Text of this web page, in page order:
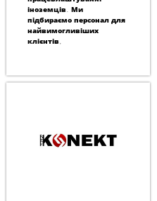
іноземців. Ми
підбираємо персонал для
найвимогливіших
клієнтів,